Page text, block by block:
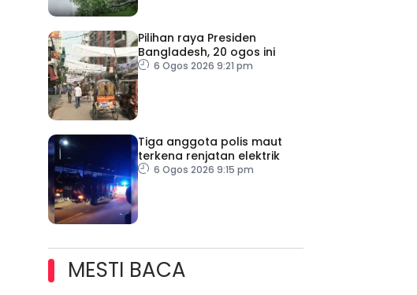
Pilihan raya Presiden
Bangladesh, 20 ogos ini
6 Ogos 2026 9:21 pm
Tiga anggota polis maut
terkena renjatan elektrik
6 Ogos 2026 9:15 pm
MESTI BACA